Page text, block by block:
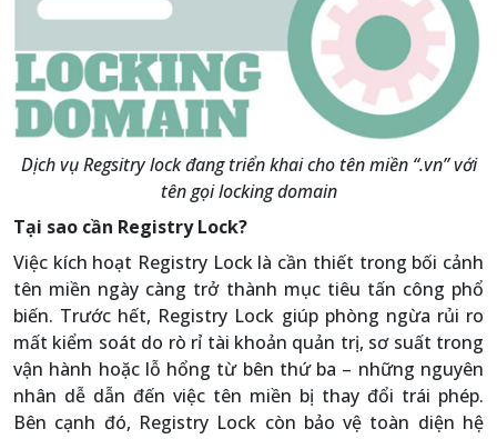
Dịch vụ Regsitry lock đang triển khai cho tên miền “.vn” với
tên gọi locking domain
Tại sao cần Registry Lock?
Việc kích hoạt Registry Lock là cần thiết trong bối cảnh
tên miền ngày càng trở thành mục tiêu tấn công phổ
biến. Trước hết, Registry Lock giúp phòng ngừa rủi ro
mất kiểm soát do rò rỉ tài khoản quản trị, sơ suất trong
vận hành hoặc lỗ hổng từ bên thứ ba – những nguyên
nhân dễ dẫn đến việc tên miền bị thay đổi trái phép.
Bên cạnh đó, Registry Lock còn bảo vệ toàn diện hệ